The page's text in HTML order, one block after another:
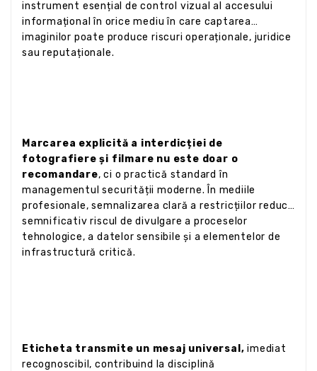
instrument esențial de control vizual al accesului
informațional în orice mediu în care captarea
imaginilor poate produce riscuri operaționale, juridice
sau reputaționale.
Marcarea explicită a interdicției de
fotografiere și filmare nu este doar o
recomandare, ci o practică standard în
managementul securității moderne. În mediile
profesionale, semnalizarea clară a restricțiilor reduce
semnificativ riscul de divulgare a proceselor
tehnologice, a datelor sensibile și a elementelor de
infrastructură critică.
Eticheta transmite un mesaj universal,imediat
recognoscibil, contribuind la disciplină